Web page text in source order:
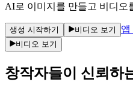
AI로 이미지를 만들고 비디오
생성 시작하기 비디오 보기 앱
비디오 보기
창작자들이 신뢰하